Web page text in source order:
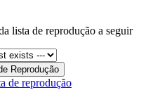
lista de reprodução a seguir
de reprodução